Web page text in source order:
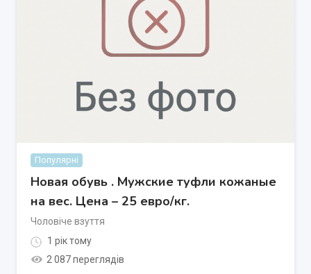
Популярні
Новая обувь . Мужские туфли кожаные
на вес. Цена – 25 евро/кг.
Чоловіче взуття
1 рік тому
2 087 переглядів